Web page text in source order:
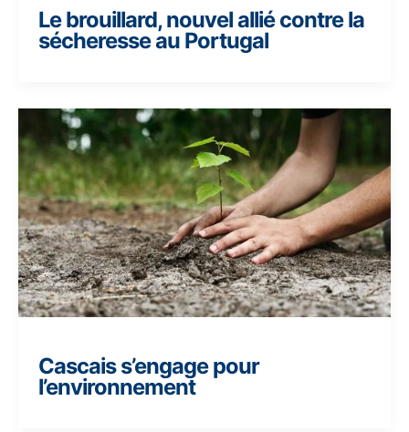
Le brouillard, nouvel allié contre la
sécheresse au Portugal
Cascais s’engage pour
l’environnement